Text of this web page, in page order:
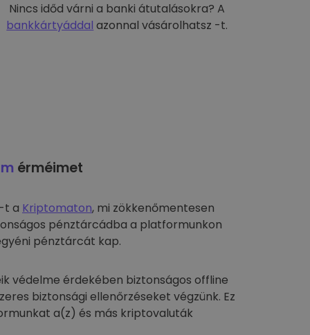
Nincs időd várni a banki átutalásokra? A
bankkártyáddal azonnal vásárolhatsz -t.
érméimet
t a Kriptomaton, mi zökkenőmentesen
pénztárcádba a platformunkon
pénztárcát kap.
védelme érdekében biztonságos offline
biztonsági ellenőrzéseket végzünk. Ez
a(z) és más kriptovaluták